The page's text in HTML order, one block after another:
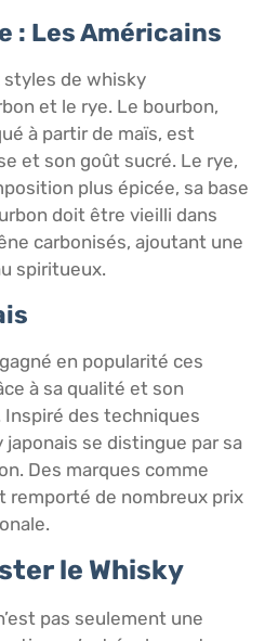
: Les Américains
de whisky
et le rye. Le bourbon,
à partir de maïs, est
et son goût sucré. Le rye,
plus épicée, sa base
doit être vieilli dans
carbonisés, ajoutant une
spiritueux.
en popularité ces
à sa qualité et son
des techniques
se distingue par sa
Des marques comme
remporté de nombreux prix
le Whisky
pas seulement une